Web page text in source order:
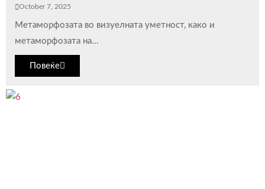
October 7, 2025
Метаморфозата во визуелната уметнoст, како и
метаморфозата на...
Повеќе